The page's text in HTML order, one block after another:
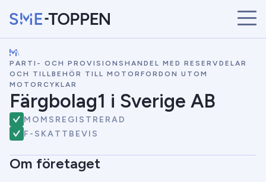
START
ÅRETS VINNARE
BRANSCHER
SÖK
NYHETER
\
PARTI- OCH PROVISIONSHANDEL MED RESERVDELAR
OCH TILLBEHÖR TILL MOTORFORDON UTOM
MOTORCYKLAR
Färgbolag1 i Sverige AB
MOMSREGISTRERAD
F-SKATTBEVIS
Om företaget